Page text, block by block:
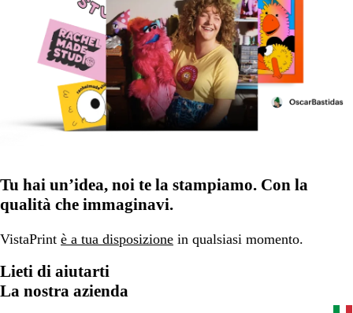
Tu hai un’idea, noi te la stampiamo. Con la
qualità che immaginavi.
VistaPrint è a tua disposizione in qualsiasi momento.
Lieti di aiutarti
La nostra azienda